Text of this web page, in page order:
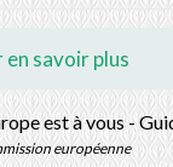
en savoir plus
est à vous -
européenne